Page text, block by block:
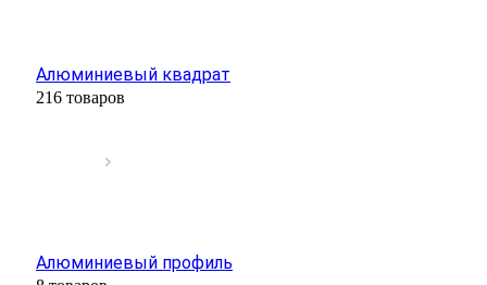
Алюминиевый квадрат
216 товаров
Алюминиевый профиль